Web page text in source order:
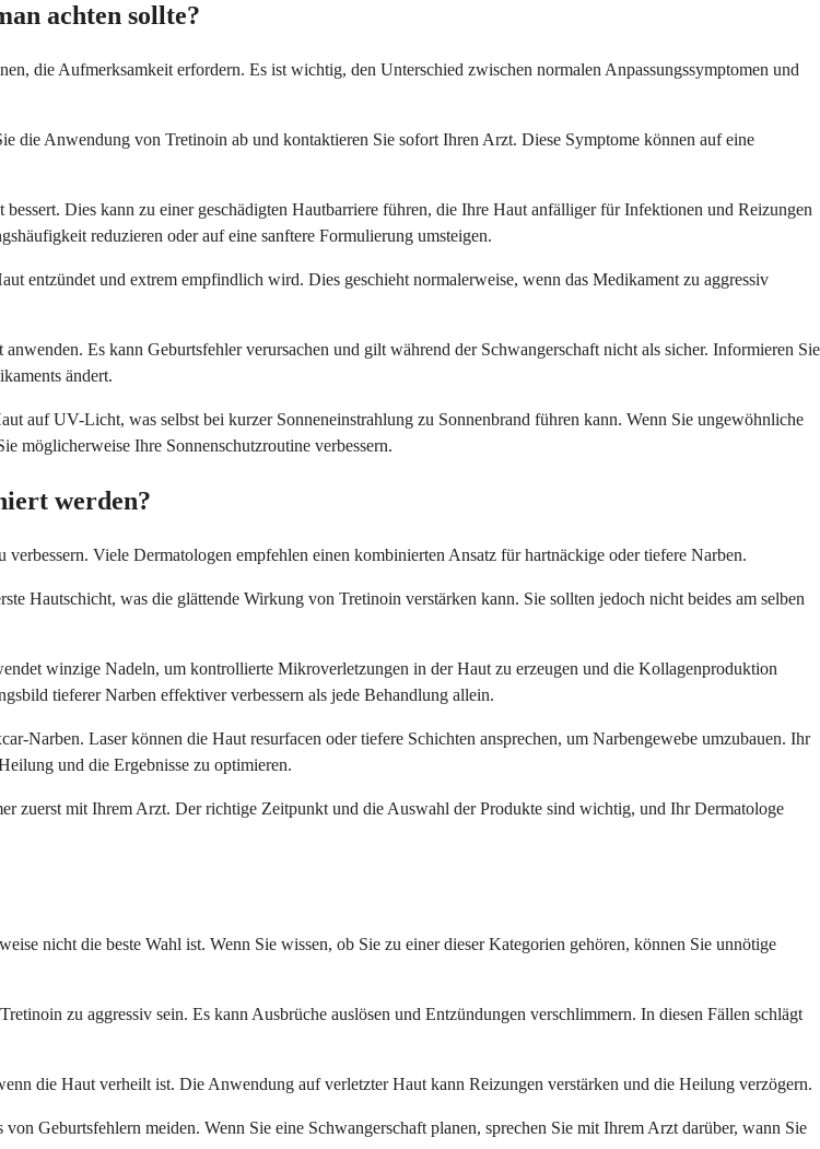
achten sollte?
die Aufmerksamkeit erfordern. Es ist wichtig, den Unterschied zwischen normalen Anpassungssymptomen und
die Anwendung von Tretinoin ab und kontaktieren Sie sofort Ihren Arzt. Diese Symptome können auf eine
Dies kann zu einer geschädigten Hautbarriere führen, die Ihre Haut anfälliger für Infektionen und Reizungen
reduzieren oder auf eine sanftere Formulierung umsteigen.
entzündet und extrem empfindlich wird. Dies geschieht normalerweise, wenn das Medikament zu aggressiv
Es kann Geburtsfehler verursachen und gilt während der Schwangerschaft nicht als sicher. Informieren Sie
ändert.
auf UV-Licht, was selbst bei kurzer Sonneneinstrahlung zu Sonnenbrand führen kann. Wenn Sie ungewöhnliche
möglicherweise Ihre Sonnenschutzroutine verbessern.
werden?
Viele Dermatologen empfehlen einen kombinierten Ansatz für hartnäckige oder tiefere Narben.
Hautschicht, was die glättende Wirkung von Tretinoin verstärken kann. Sie sollten jedoch nicht beides am selben
winzige Nadeln, um kontrollierte Mikroverletzungen in der Haut zu erzeugen und die Kollagenproduktion
tieferer Narben effektiver verbessern als jede Behandlung allein.
Narben. Laser können die Haut resurfacen oder tiefere Schichten ansprechen, um Narbengewebe umzubauen. Ihr
und die Ergebnisse zu optimieren.
zuerst mit Ihrem Arzt. Der richtige Zeitpunkt und die Auswahl der Produkte sind wichtig, und Ihr Dermatologe
nicht die beste Wahl ist. Wenn Sie wissen, ob Sie zu einer dieser Kategorien gehören, können Sie unnötige
zu aggressiv sein. Es kann Ausbrüche auslösen und Entzündungen verschlimmern. In diesen Fällen schlägt
die Haut verheilt ist. Die Anwendung auf verletzter Haut kann Reizungen verstärken und die Heilung verzögern.
Geburtsfehlern meiden. Wenn Sie eine Schwangerschaft planen, sprechen Sie mit Ihrem Arzt darüber, wann Sie